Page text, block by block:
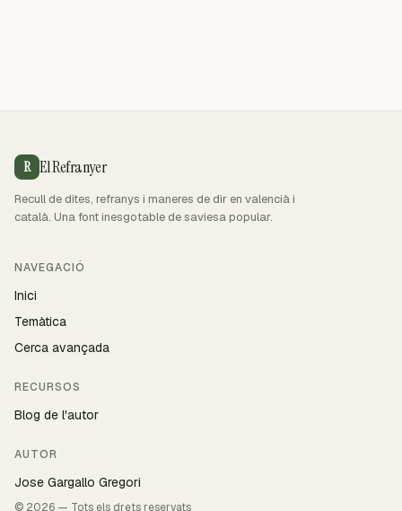
R El Refranyer
Recull de dites, refranys i maneres de dir en valencià i
català. Una font inesgotable de saviesa popular.
NAVEGACIÓ
Inici
Temàtica
Cerca avançada
RECURSOS
Blog de l'autor
AUTOR
Jose Gargallo Gregori
© 2026 — Tots els drets reservats